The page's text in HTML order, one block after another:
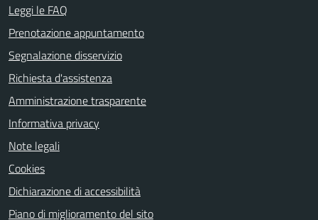
Leggi le FAQ
Prenotazione appuntamento
Segnalazione disservizio
Richiesta d'assistenza
Amministrazione trasparente
Informativa privacy
Note legali
Cookies
Dichiarazione di accessibilità
Piano di miglioramento del sito